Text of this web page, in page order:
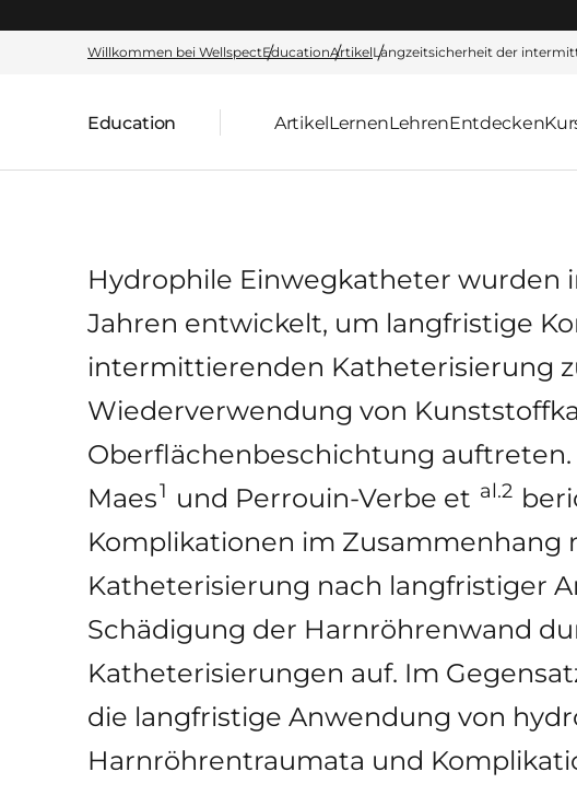
Willkommen bei WellspectEducationArtikelLangzeitsicherheit der
übergeordnete Seite:
Education ArtikelLernenLehrenEntdecken
Hydrophile Einwegkatheter wurden
Jahren entwickelt, um langfristige
intermittierenden Katheterisierung
Wiederverwendung von
Oberflächenbeschichtung
Maes1 und Perrouin-Verbe et al.2
Komplikationen im
Katheterisierung nach langfristiger
Schädigung der Harnröhrenwand
Katheterisierungen auf. Im
die langfristige Anwendung von
Harnröhrentraumata und